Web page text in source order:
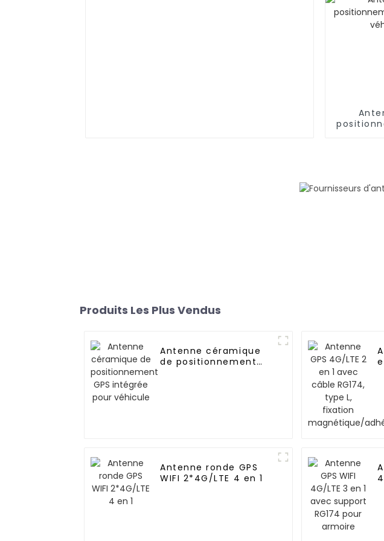
Produits Les Plus Vendus
Antenne céramique
de positionnement
Antenne ronde GPS
WIFI 2*4G/LTE 4 en 1